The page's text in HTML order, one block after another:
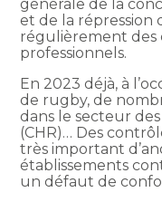
générale de la
et de la répression
régulièrement des
professionnels.
En 2023 déjà, à
de rugby, de
dans le secteur
(CHR)… Des
très important
établissements
un défaut de